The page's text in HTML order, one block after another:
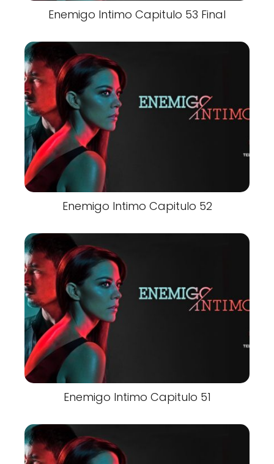
Enemigo Intimo Capitulo 53 Final
Enemigo Intimo Capitulo 52
Enemigo Intimo Capitulo 51